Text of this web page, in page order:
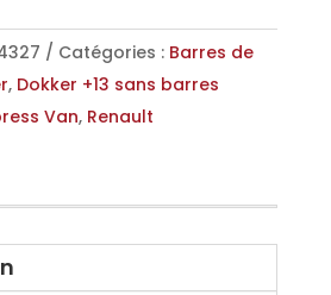
Catégories : Barres de
, Dokker +13 sans barres
Van, Renault